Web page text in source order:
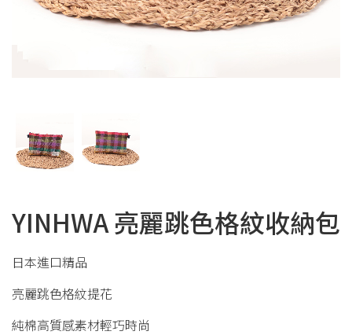
YINHWA 亮麗跳色格紋收納包
日本進口精品
亮麗跳色格紋提花
純棉高質感素材輕巧時尚